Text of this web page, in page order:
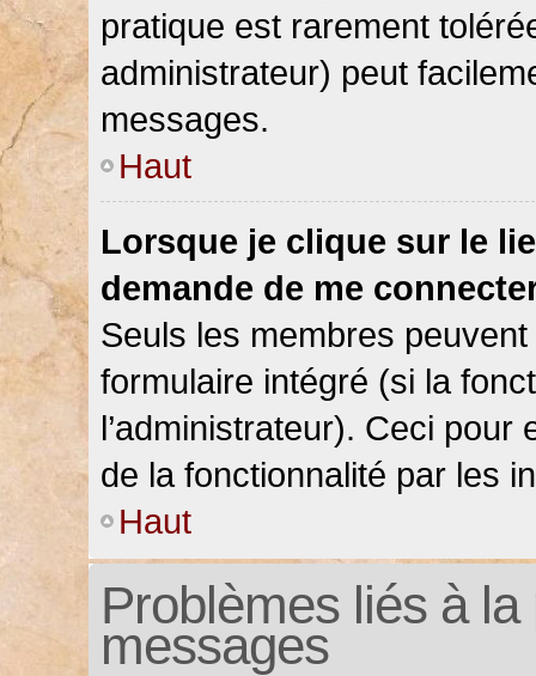
pratique est rarement
administrateur) peut
messages.
Haut
Lorsque je clique sur le
demande de me
Seuls les membres
formulaire intégré (si la
l’administrateur). Ceci pour
de la fonctionnalité par les
Haut
Problèmes liés à
messages